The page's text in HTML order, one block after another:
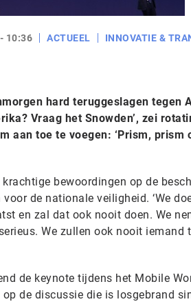
10:36 ACTUEEL INNOVATIE &
hard teruggeslagen tegen
Vraag het Snowden’, zei
aan toe te voegen: ‘Prism,
krachtige bewoordingen op de
de nationale veiligheid. ‘We
en zal dat ook nooit doen. We
We zullen ook nooit iemand
de keynote tijdens het Mobile
de discussie die is losgebrand